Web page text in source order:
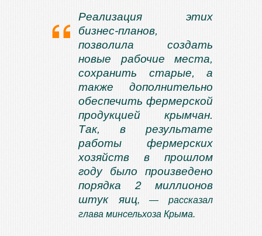
Реализация этих
бизнес-планов,
позволила создать
новые рабочие места,
сохранить старые, а
также дополнительно
обеспечить фермерской
продукцией крымчан.
Так, в результате
работы фермерских
хозяйств в прошлом
году было произведено
порядка 2 миллионов
штук яиц, — рассказал
глава минсельхоза Крыма.